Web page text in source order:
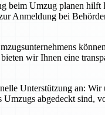
beim Umzug planen
Anmeldung bei
wir Ihnen eine
Unterstützung an: Wir
Umzugs abgedeckt sind,